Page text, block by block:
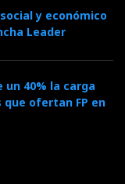
y económico
Leader
un 40% la carga
ofertan FP en